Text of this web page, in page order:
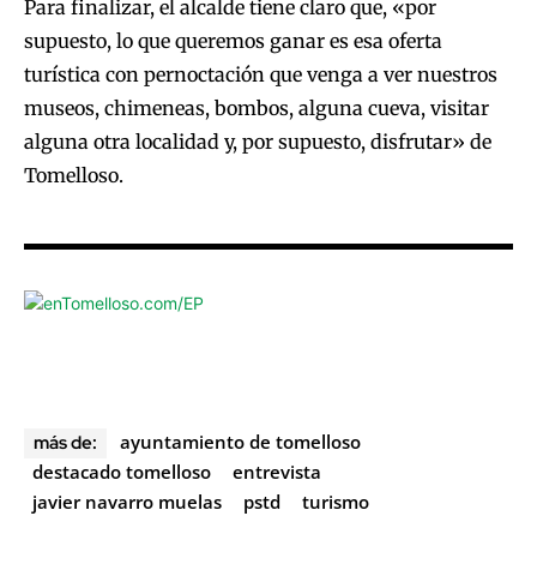
Para finalizar, el alcalde tiene claro que, «por
supuesto, lo que queremos ganar es esa oferta
turística con pernoctación que venga a ver nuestros
museos, chimeneas, bombos, alguna cueva, visitar
alguna otra localidad y, por supuesto, disfrutar» de
Tomelloso.
más de:
ayuntamiento de tomelloso
destacado tomelloso
entrevista
javier navarro muelas
pstd turismo